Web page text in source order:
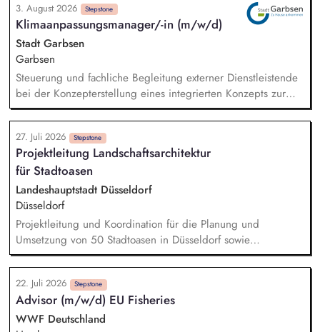
3. August 2026 Stepstone
Klimaanpassungsmanager/-in (m/w/d)
Stadt Garbsen
Garbsen
Steuerung und fachliche Begleitung externer Dienstleistende
bei der Konzepterstellung eines integrierten Konzepts zur
nachhaltigen Klimaanpassung und für Natürlichen
Klimaschutz. Analyse klimatischer Risiken und Betroffenheiten
der Kommune (z. B. Hitze, Starkregen, Trockenheit).
Identifikation kommunaler Handlungsfelder der
Klimaanpassung. Erarbeitung eines Maßnahmenkatalogs mit
Priorisierung zur Entwicklung von Umsetzungsstrategien.
Integration der Klimaanpassung als Querschnittsaufgabe in
bestehende Verwaltungsprozesse und Strukturen.
27. Juli 2026 Stepstone
Projektleitung Landschaftsarchitektur
für Stadtoasen
Landeshauptstadt Düsseldorf
Düsseldorf
Projektleitung und Koordination für die Planung und
Umsetzung von 50 Stadtoasen in Düsseldorf sowie
Entwicklung eines gesamtstädtischen Konzeptes mit dem Ziel
der Entsiegelung im Sinne der Klimaanpassung und
Biodiversität zur Schaffung von ökologischen Räumen mit
Aufenthaltsqualität für Bürger*innen
Finanzmittelverantwortung über das Projektvolumen in Höhe
22. Juli 2026 Stepstone
Advisor (m/w/d) EU Fisheries
WWF Deutschland